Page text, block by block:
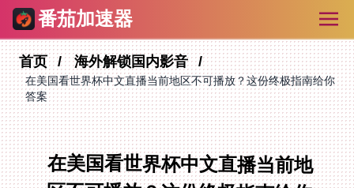
番茄加速器
首页 海外解锁国内影音
在美国看世界杯中文直播当前地区不可播放？这份终极指南给你
答案
在美国看世界杯中文直播当前地
区不可播放？这份终极指南给你